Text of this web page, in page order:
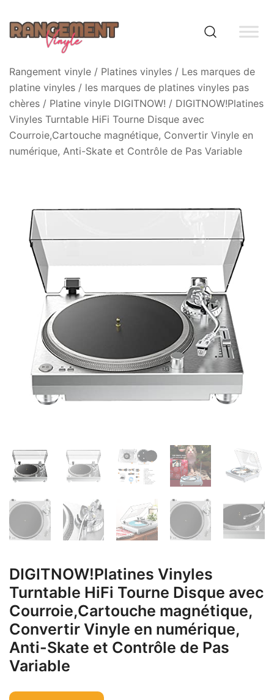
content
Rangement vinyle
Rangement vinyle / Platines vinyles / Les marques de
platine vinyles / les marques de platines vinyles pas
chères / Platine vinyle DIGITNOW! / DIGITNOW!Platines
Vinyles Turntable HiFi Tourne Disque avec
Courroie,Cartouche magnétique, Convertir Vinyle en
numérique, Anti-Skate et Contrôle de Pas Variable
DIGITNOW!Platines Vinyles
Turntable HiFi Tourne Disque avec
Courroie,Cartouche magnétique,
Convertir Vinyle en numérique,
Anti-Skate et Contrôle de Pas
Variable